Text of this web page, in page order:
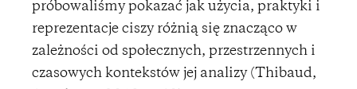
próbowaliśmy pokazać jak użycia, praktyki i
reprezentacje ciszy różnią się znacząco w
zależności od społecznych, przestrzennych i
czasowych kontekstów jej analizy (Thibaud,